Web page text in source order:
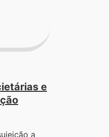
e
a